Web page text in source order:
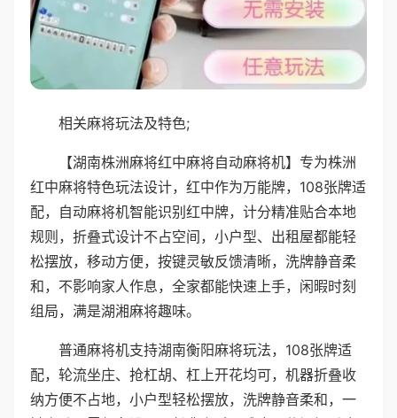
相关麻将玩法及特色;
【湖南株洲麻将红中麻将自动麻将机】专为株洲
红中麻将特色玩法设计，红中作为万能牌，108张牌适
配，自动麻将机智能识别红中牌，计分精准贴合本地
规则，折叠式设计不占空间，小户型、出租屋都能轻
松摆放，移动方便，按键灵敏反馈清晰，洗牌静音柔
和，不影响家人作息，全家都能快速上手，闲暇时刻
组局，满是湖湘麻将趣味。
普通麻将机支持湖南衡阳麻将玩法，108张牌适
配，轮流坐庄、抢杠胡、杠上开花均可，机器折叠收
纳方便不占地，小户型轻松摆放，洗牌静音柔和，一